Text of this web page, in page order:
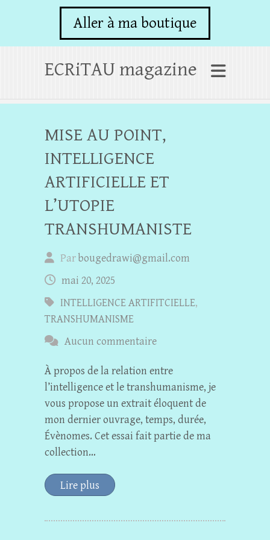
Aller à ma boutique
ECRiTAU magazine
MISE AU POINT,
INTELLIGENCE
ARTIFICIELLE ET
L’UTOPIE
TRANSHUMANISTE
Parbougedrawi@gmail.com
mai 20, 2025
INTELLIGENCE ARTIFITCIELLE,
TRANSHUMANISME
Aucun commentaire
À propos de la relation entre
l’intelligence et le transhumanisme, je
vous propose un extrait éloquent de
mon dernier ouvrage, temps, durée,
Évènomes. Cet essai fait partie de ma
collection…
Lire plus